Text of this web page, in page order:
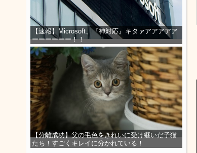
【速報】Microsoft、『神対応』キタァアアアアア
ーーーーーー！！
【分離成功】父の毛色をきれいに受け継いだ子猫
たち！すごくキレイに分かれている！